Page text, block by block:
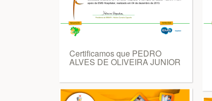
Certificamos que PEDRO
ALVES DE OLIVEIRA JUNIOR